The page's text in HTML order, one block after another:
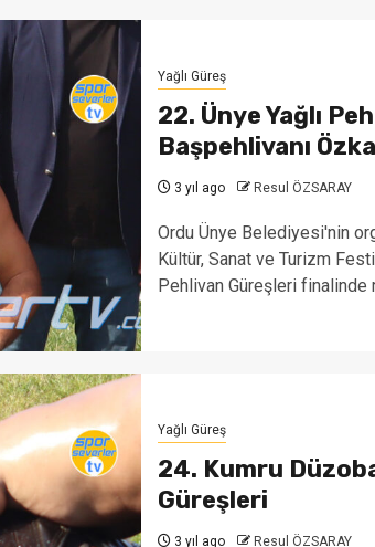
Yağlı Güreş
22. Ünye Yağlı
Başpehlivanı
3 yıl ago Resul ÖZSARAY
Ordu Ünye Belediyesi'nin
Kültür, Sanat ve Turizm
Pehlivan Güreşleri finalinde
Yağlı Güreş
24. Kumru
Güreşleri
3 yıl ago Resul ÖZSARAY